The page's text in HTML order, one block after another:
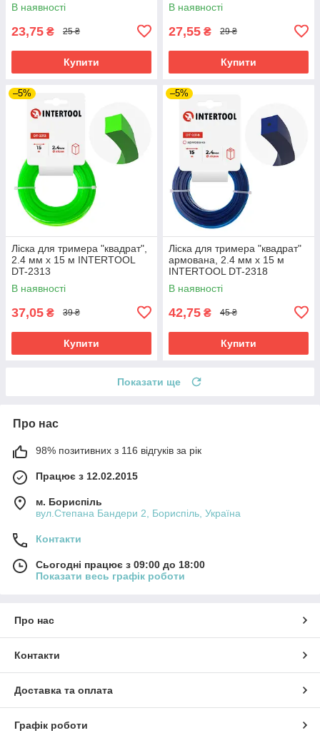
В наявності
23,75 ₴ 25 ₴
Купити
В наявності
27,55 ₴ 29 ₴
Купити
–5%
Лiска для тримера "квадрат",
2.4 мм x 15 м INTERTOOL
DT-2313
В наявності
37,05 ₴ 39 ₴
Купити
–5%
Лiска для тримера "квадрат"
армована, 2.4 мм x 15 м
INTERTOOL DT-2318
В наявності
42,75 ₴ 45 ₴
Купити
Показати ще
Про нас
98% позитивних з 116 відгуків за рік
Працює з 12.02.2015
м. Бориспіль
вул.Степана Бандери 2, Бориспіль, Україна
Контакти
Сьогодні працює з 09:00 до 18:00
Показати весь графік роботи
Про нас
Контакти
Доставка та оплата
Графік роботи